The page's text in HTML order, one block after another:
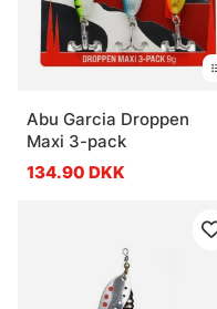
Abu Garcia Droppen
Maxi 3-pack
134.90 DKK